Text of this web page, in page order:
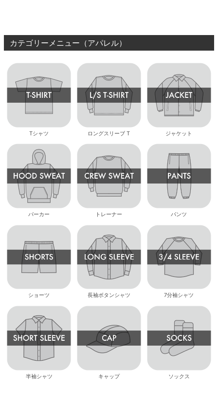
カテゴリーメニュー（アパレル）
Tシャツ ロングスリーブ T ジャケット
パーカー トレーナー パンツ
ショーツ 長袖ボタンシャツ 7分袖シャツ
半袖シャツ キャップ ソックス